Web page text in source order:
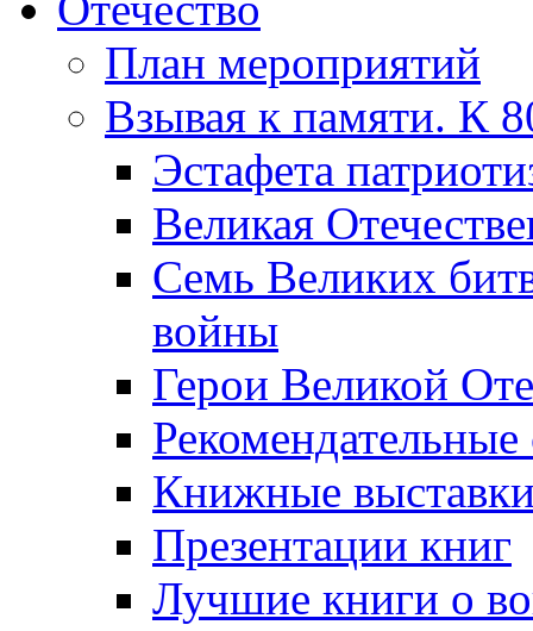
План мероприятий
Взывая к памяти. К
Эcтафета
Великая
Семь Великих
войны
Герои Великой
Рекомендательные
Книжные
Презентации книг
Лучшие книги о